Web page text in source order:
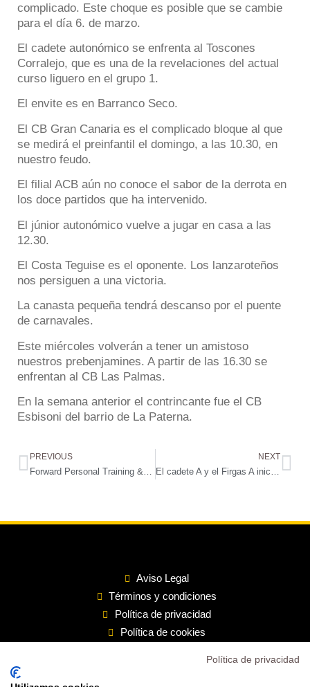
complicado. Este choque es posible que se cambie
para el día 6. de marzo.
El cadete autonómico se enfrenta al Toscones
Corralejo, que es una de la revelaciones del actual
curso liguero en el grupo 1.
El envite es en Barranco Seco.
El CB Gran Canaria es el complicado bloque al que
se medirá el preinfantil el domingo, a las 10.30, en
nuestro feudo.
El filial ACB aún no conoce el sabor de la derrota en
los doce partidos que ha intervenido.
El júnior autonómico vuelve a jugar en casa a las
12.30.
El Costa Teguise es el oponente. Los lanzaroteños
nos persiguen a una victoria.
La canasta pequeña tendrá descanso por el puente
de carnavales.
Este miércoles volverán a tener un amistoso
nuestros prebenjamines. A partir de las 16.30 se
enfrentan al CB Las Palmas.
En la semana anterior el contrincante fue el CB
Esbisoni del barrio de La Paterna.
PREVIOUS NEXT
Aviso Legal
Términos y condiciones
Política de privacidad
Política de cookies
Política de privacidad